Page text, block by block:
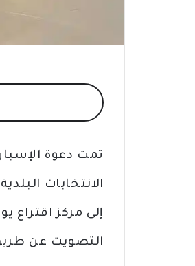
تمت دعوة
الانتخابات
إلى مركز اقتراع
التصويت عن